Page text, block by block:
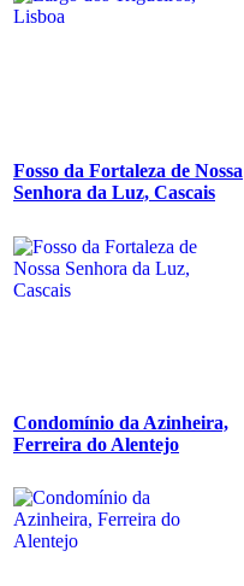
Fosso da Fortaleza de Nossa
Senhora da Luz, Cascais
Condomínio da Azinheira,
Ferreira do Alentejo